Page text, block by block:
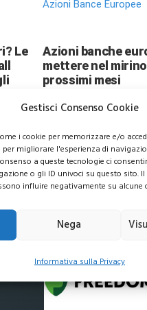
Gestisci Consenso Cookie
i cookie per memorizzare e/o
migliorare l'esperienza di
a queste tecnologie ci
o gli ID univoci su questo sito.
influire negativamente su
Nega
Informativa sulla Privacy
Le
Azioni Bance Europee
Azioni banche
mettere nel
prossimi mesi
investimenti